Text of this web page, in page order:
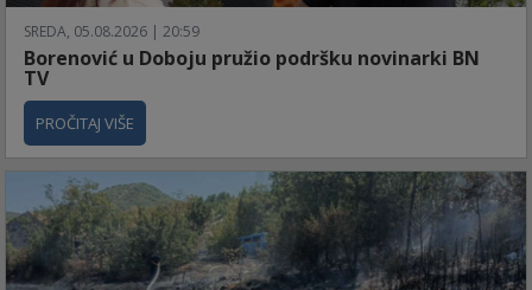
SREDA, 05.08.2026 | 20:59
Borenović u Doboju pružio podršku novinarki BN
TV
PROČITAJ VIŠE